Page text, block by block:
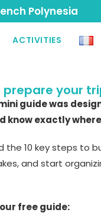
Polynesia
ACTIVITIES
prepare your
guide was
know exactly
the 10 key steps to
and start
free guide: